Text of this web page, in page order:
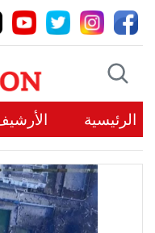
الرئيسية